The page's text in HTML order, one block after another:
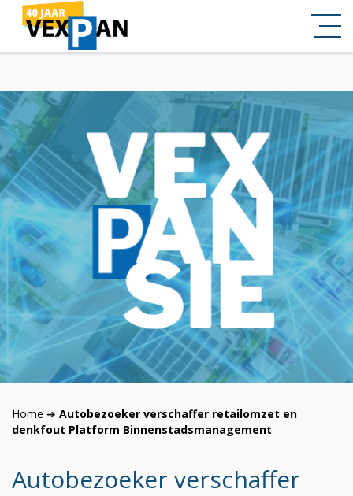
Home ➜ Autobezoeker verschaffer retailomzet en
denkfout Platform Binnenstadsmanagement
Autobezoeker verschaffer